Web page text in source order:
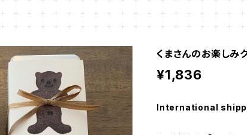
くまさんのお楽しみ
¥1,836
International